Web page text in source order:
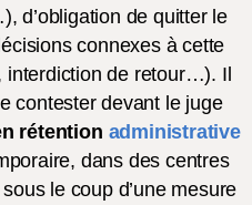
d’obligation de quitter le
connexes à cette
interdiction de retour…). Il
contester devant le juge
rétention administrative
dans des centres
le coup d’une mesure